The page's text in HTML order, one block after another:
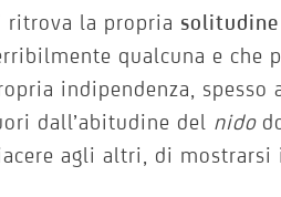
ritrova la propria
qualcuna e che
indipendenza,
dall’abitudine del nido
agli altri, di